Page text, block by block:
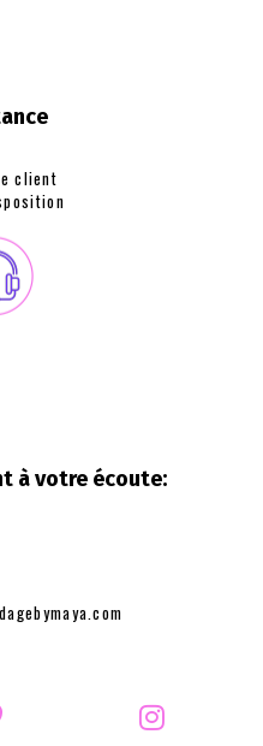
client
à votre écoute: